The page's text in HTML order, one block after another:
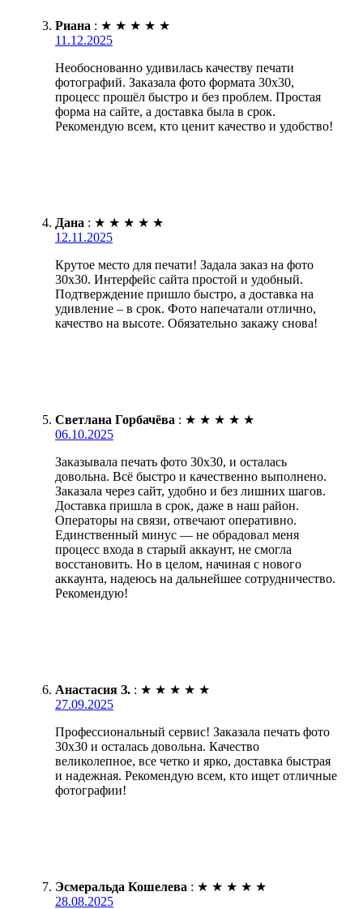
Риана : ★ ★ ★ ★ ★
11.12.2025
Необоснованно удивилась качеству печати
фотографий. Заказала фото формата 30х30,
процесс прошёл быстро и без проблем. Простая
форма на сайте, а доставка была в срок.
Рекомендую всем, кто ценит качество и удобство!
Дана : ★ ★ ★ ★ ★
12.11.2025
Крутое место для печати! Задала заказ на фото
30х30. Интерфейс сайта простой и удобный.
Подтверждение пришло быстро, а доставка на
удивление – в срок. Фото напечатали отлично,
качество на высоте. Обязательно закажу снова!
Светлана Горбачёва : ★ ★ ★ ★ ★
06.10.2025
Заказывала печать фото 30х30, и осталась
довольна. Всё быстро и качественно выполнено.
Заказала через сайт, удобно и без лишних шагов.
Доставка пришла в срок, даже в наш район.
Операторы на связи, отвечают оперативно.
Единственный минус — не обрадовал меня
процесс входа в старый аккаунт, не смогла
восстановить. Но в целом, начиная с нового
аккаунта, надеюсь на дальнейшее сотрудничество.
Рекомендую!
Анастасия З. : ★ ★ ★ ★ ★
27.09.2025
Профессиональный сервис! Заказала печать фото
30х30 и осталась довольна. Качество
великолепное, все четко и ярко, доставка быстрая
и надежная. Рекомендую всем, кто ищет отличные
фотографии!
Эсмеральда Кошелева : ★ ★ ★ ★ ★
28.08.2025